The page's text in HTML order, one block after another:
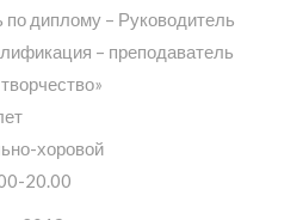
по диплому – Руководитель
– преподаватель
хоровой
20.00